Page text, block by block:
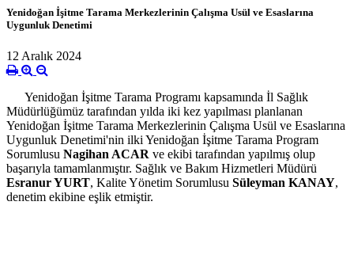
Yenidoğan İşitme Tarama Merkezlerinin Çalışma Usül ve Esaslarına
Uygunluk Denetimi
12 Aralık 2024
Yenidoğan İşitme Tarama Programı kapsamında İl Sağlık
Müdürlüğümüz tarafından yılda iki kez yapılması planlanan
Yenidoğan İşitme Tarama Merkezlerinin Çalışma Usül ve Esaslarına
Uygunluk Denetimi'nin ilki Yenidoğan İşitme Tarama Program
Sorumlusu Nagihan ACAR ve ekibi tarafından yapılmış olup
başarıyla tamamlanmıştır. Sağlık ve Bakım Hizmetleri Müdürü
Esranur YURT, Kalite Yönetim Sorumlusu Süleyman KANAY,
denetim ekibine eşlik etmiştir.